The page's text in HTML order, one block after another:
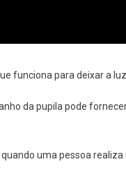
funciona para deixar a
da pupila pode
uma pessoa